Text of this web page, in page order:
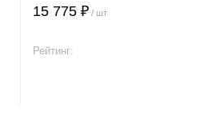
15 775 ₽ / шт
Рейтинг: